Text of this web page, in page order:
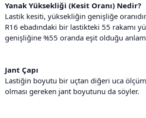
Yanak Yüksekliği (Kesit Oranı) Nedir?
Lastik kesiti, yüksekliğin genişliğe
R16 ebadındaki bir lastikteki 55 rakamı
genişliğine %55 oranda eşit olduğu
Jant Çapı
Lastiğin boyutu bir uçtan diğeri uca
olması gereken jant boyutunu da söyler.